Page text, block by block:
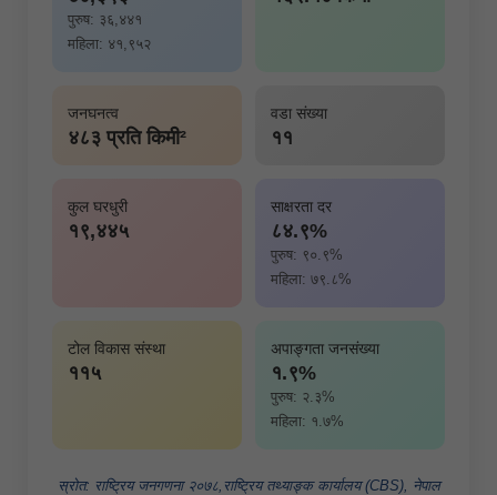
पुरुष: ३६,४४१
महिला: ४१,९५२
जनघनत्व
४८३ प्रति किमी²
वडा संख्या
११
कुल घरधुरी
१९,४४५
साक्षरता दर
८४.९%
पुरुष: ९०.९%
महिला: ७९.८%
टोल विकास संस्था
११५
अपाङ्गता जनसंख्या
१.९%
पुरुष: २.३%
महिला: १.७%
स्रोत: राष्ट्रिय जनगणना २०७८,राष्ट्रिय तथ्याङ्क कार्यालय (CBS), नेपाल